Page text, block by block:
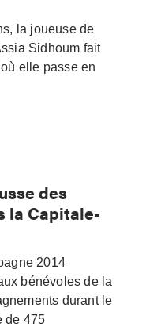
la joueuse de
Sidhoum fait
elle passe en
des
la Capitale-
2014
bénévoles de la
durant le
de 475